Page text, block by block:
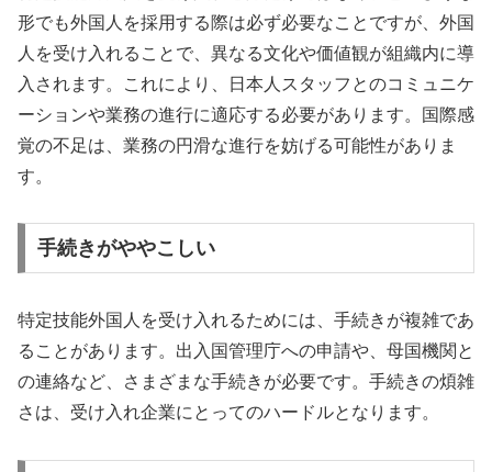
形でも外国人を採用する際は必ず必要なことですが、外国
人を受け入れることで、異なる文化や価値観が組織内に導
入されます。これにより、日本人スタッフとのコミュニケ
ーションや業務の進行に適応する必要があります。国際感
覚の不足は、業務の円滑な進行を妨げる可能性がありま
す。
手続きがややこしい
特定技能外国人を受け入れるためには、手続きが複雑であ
ることがあります。出入国管理庁への申請や、母国機関と
の連絡など、さまざまな手続きが必要です。手続きの煩雑
さは、受け入れ企業にとってのハードルとなります。